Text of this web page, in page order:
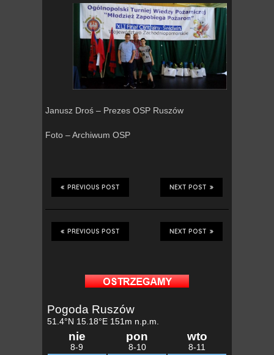
Janusz Droś – Prezes OSP Ruszów
Foto – Archiwum OSP
NEXT POST
PREVIOUS POST
NEXT POST
PREVIOUS POST